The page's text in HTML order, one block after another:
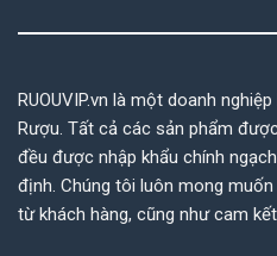
RUOUVIP.vn là một doanh
Rượu. Tất cả các sản phẩm
đều được nhập khẩu chính
định. Chúng tôi luôn mong
từ khách hàng, cũng như cam